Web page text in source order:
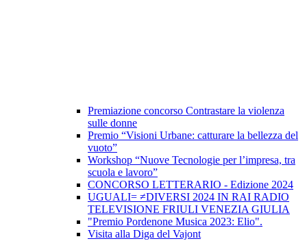
Premiazione concorso Contrastare la violenza
sulle donne
Premio “Visioni Urbane: catturare la bellezza del
vuoto”
Workshop “Nuove Tecnologie per l’impresa, tra
scuola e lavoro”
CONCORSO LETTERARIO - Edizione 2024
UGUALI= ≠DIVERSI 2024 IN RAI RADIO
TELEVISIONE FRIULI VENEZIA GIULIA
"Premio Pordenone Musica 2023: Elio".
Visita alla Diga del Vajont